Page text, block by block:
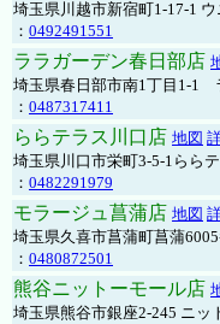
埼玉県川越市新宿町1-17-1
： 0492491551
ララガーデン春日部店
埼玉県春日部市南1丁目1-1
： 0487317411
ららテラス川口店 地図
埼玉県川口市栄町3-5-1らら
： 0482291979
モラージュ菖蒲店 地図
埼玉県久喜市菖蒲町菖蒲
： 0480872501
熊谷ニットーモール店
埼玉県熊谷市銀座2-245 ニッ